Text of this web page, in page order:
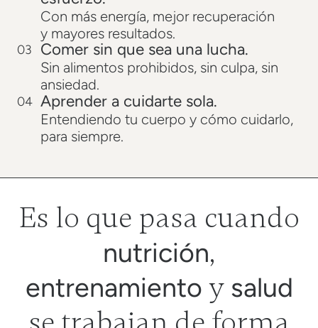
Con más energía, mejor recuperación
y mayores resultados.
03 Comer sin que sea una lucha.
Sin alimentos prohibidos, sin culpa, sin
ansiedad.
04 Aprender a cuidarte sola.
Entendiendo tu cuerpo y cómo cuidarlo,
para siempre.
Es lo que pasa cuando
nutrición,
entrenamiento y salud